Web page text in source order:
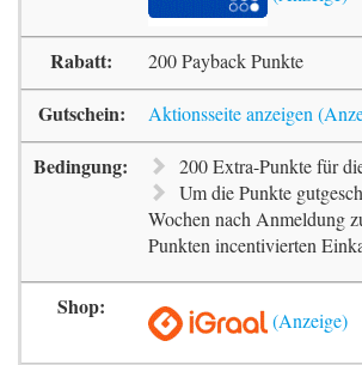
200 Payback Punkte
Aktionsseite anzeigen
200 Extra-Punkte für
Um die Punkte
Wochen nach Anmeldung
Punkten incentivierten